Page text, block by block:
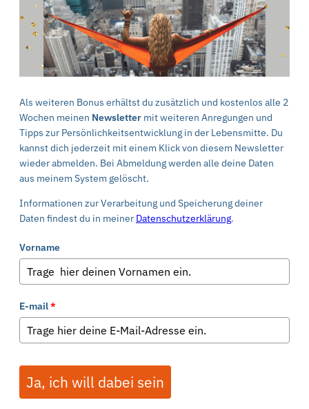
Als weiteren Bonus erhältst du zusätzlich und kostenlos alle 2
Wochen meinen Newsletter mit weiteren Anregungen und
Tipps zur Persönlichkeitsentwicklung in der Lebensmitte. Du
kannst dich jederzeit mit einem Klick von diesem Newsletter
wieder abmelden. Bei Abmeldung werden alle deine Daten
aus meinem System gelöscht.
Informationen zur Verarbeitung und Speicherung deiner
Daten findest du in meiner Datenschutzerklärung.
Vorname
E-mail*
Ja, ich will dabei sein